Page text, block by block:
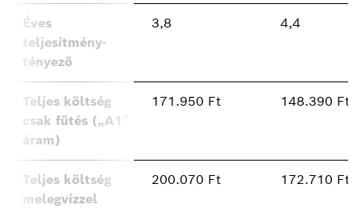
Éves
teljesítmény-
tényező
3,8 4,4
Teljes költség
csak fűtés („A1”
áram)
171.950 Ft 148.390 Ft
Teljes költség
melegvízzel
200.070 Ft 172.710 Ft